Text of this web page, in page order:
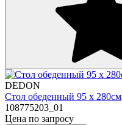
DEDON
Стол обеденный 95 х 280см
108775203_01
Цена по запросу